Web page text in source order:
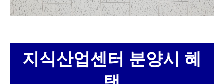
지식산업센터 분양시 혜